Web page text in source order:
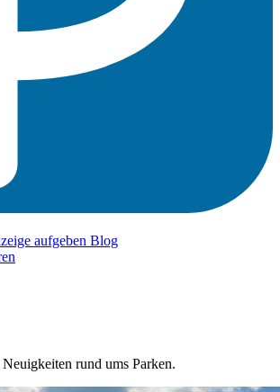
aufgeben Blog
rund ums Parken.